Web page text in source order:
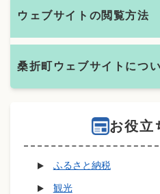
ウェブサイトの閲覧方法
桑折町ウェブサイトにつ
お役立
ふるさと納税
観光